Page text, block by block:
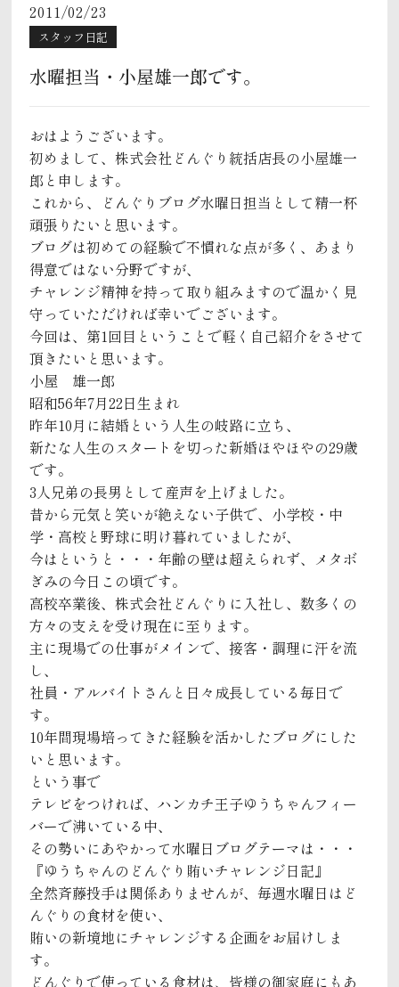
2011/02/23
スタッフ日記
水曜担当・小屋雄一郎です。
おはようございます。
初めまして、株式会社どんぐり統括店長の小屋雄一
郎と申します。
これから、どんぐりブログ水曜日担当として精一杯
頑張りたいと思います。
ブログは初めての経験で不慣れな点が多く、あまり
得意ではない分野ですが、
チャレンジ精神を持って取り組みますので温かく見
守っていただければ幸いでございます。
今回は、第1回目ということで軽く自己紹介をさせて
頂きたいと思います。
小屋 雄一郎
昭和56年7月22日生まれ
昨年10月に結婚という人生の岐路に立ち、
新たな人生のスタートを切った新婚ほやほやの29歳
です。
3人兄弟の長男として産声を上げました。
昔から元気と笑いが絶えない子供で、小学校・中
学・高校と野球に明け暮れていましたが、
今はというと・・・年齢の壁は超えられず、メタボ
ぎみの今日この頃です。
高校卒業後、株式会社どんぐりに入社し、数多くの
方々の支えを受け現在に至ります。
主に現場での仕事がメインで、接客・調理に汗を流
し、
社員・アルバイトさんと日々成長している毎日で
す。
10年間現場培ってきた経験を活かしたブログにした
いと思います。
という事で
テレビをつければ、ハンカチ王子ゆうちゃんフィー
バーで沸いている中、
その勢いにあやかって水曜日ブログテーマは・・・
『ゆうちゃんのどんぐり賄いチャレンジ日記』
全然斉藤投手は関係ありませんが、毎週水曜日はど
んぐりの食材を使い、
賄いの新境地にチャレンジする企画をお届けしま
す。
どんぐりで使っている食材は、皆様の御家庭にもあ